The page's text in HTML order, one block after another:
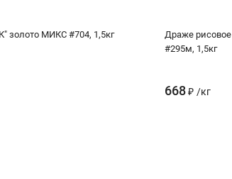
золото МИКС #704, 1,5кг
Драже
#295м, 1,5кг
668₽ /кг